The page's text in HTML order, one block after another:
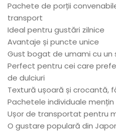
Pachete de porții
transport
Ideal pentru gustări zilnice
Avantaje și puncte unice
Gust bogat de umami cu un
Perfect pentru cei care
de dulciuri
Textură ușoară și crocantă,
Pachetele individuale
Ușor de transportat pentru
O gustare populară din